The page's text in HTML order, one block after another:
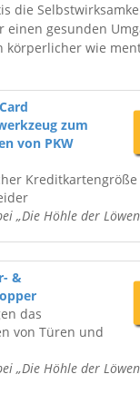
die
einen gesunden
körperlicher wie
zum
von PKW
„Die Höhle der
&
das
von Türen und
„Die Höhle der